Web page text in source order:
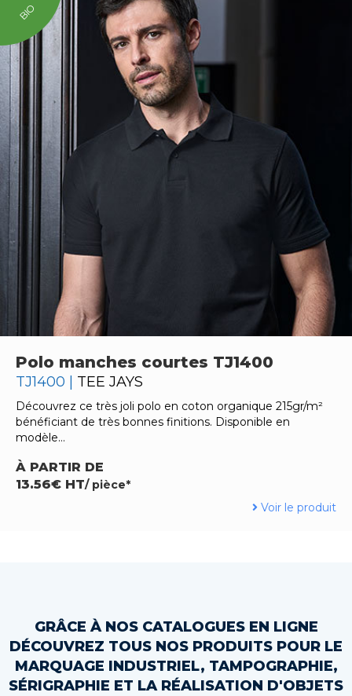
BIO
Polo manches courtes TJ1400
TJ1400 | TEE JAYS
Découvrez ce très joli polo en coton organique 215gr/m²
bénéficiant de très bonnes finitions. Disponible en
modèle…
À PARTIR DE
13.56€ HT/ pièce*
Voir le produit
GRÂCE À NOS CATALOGUES EN LIGNE
DÉCOUVREZ TOUS NOS PRODUITS POUR LE
MARQUAGE INDUSTRIEL, TAMPOGRAPHIE,
SÉRIGRAPHIE ET LA RÉALISATION D'OBJETS